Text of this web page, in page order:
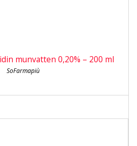
munvatten 0,20% – 200 ml
SoFarmapiù